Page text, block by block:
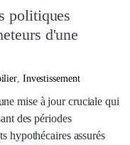
politiques
d'une
Investissement
mise à jour cruciale qui
des périodes
hypothécaires assurés